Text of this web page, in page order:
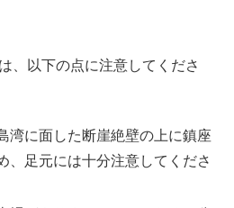
、以下の点に注意してくださ
湾に面した断崖絶壁の上に鎮座
、足元には十分注意してくださ